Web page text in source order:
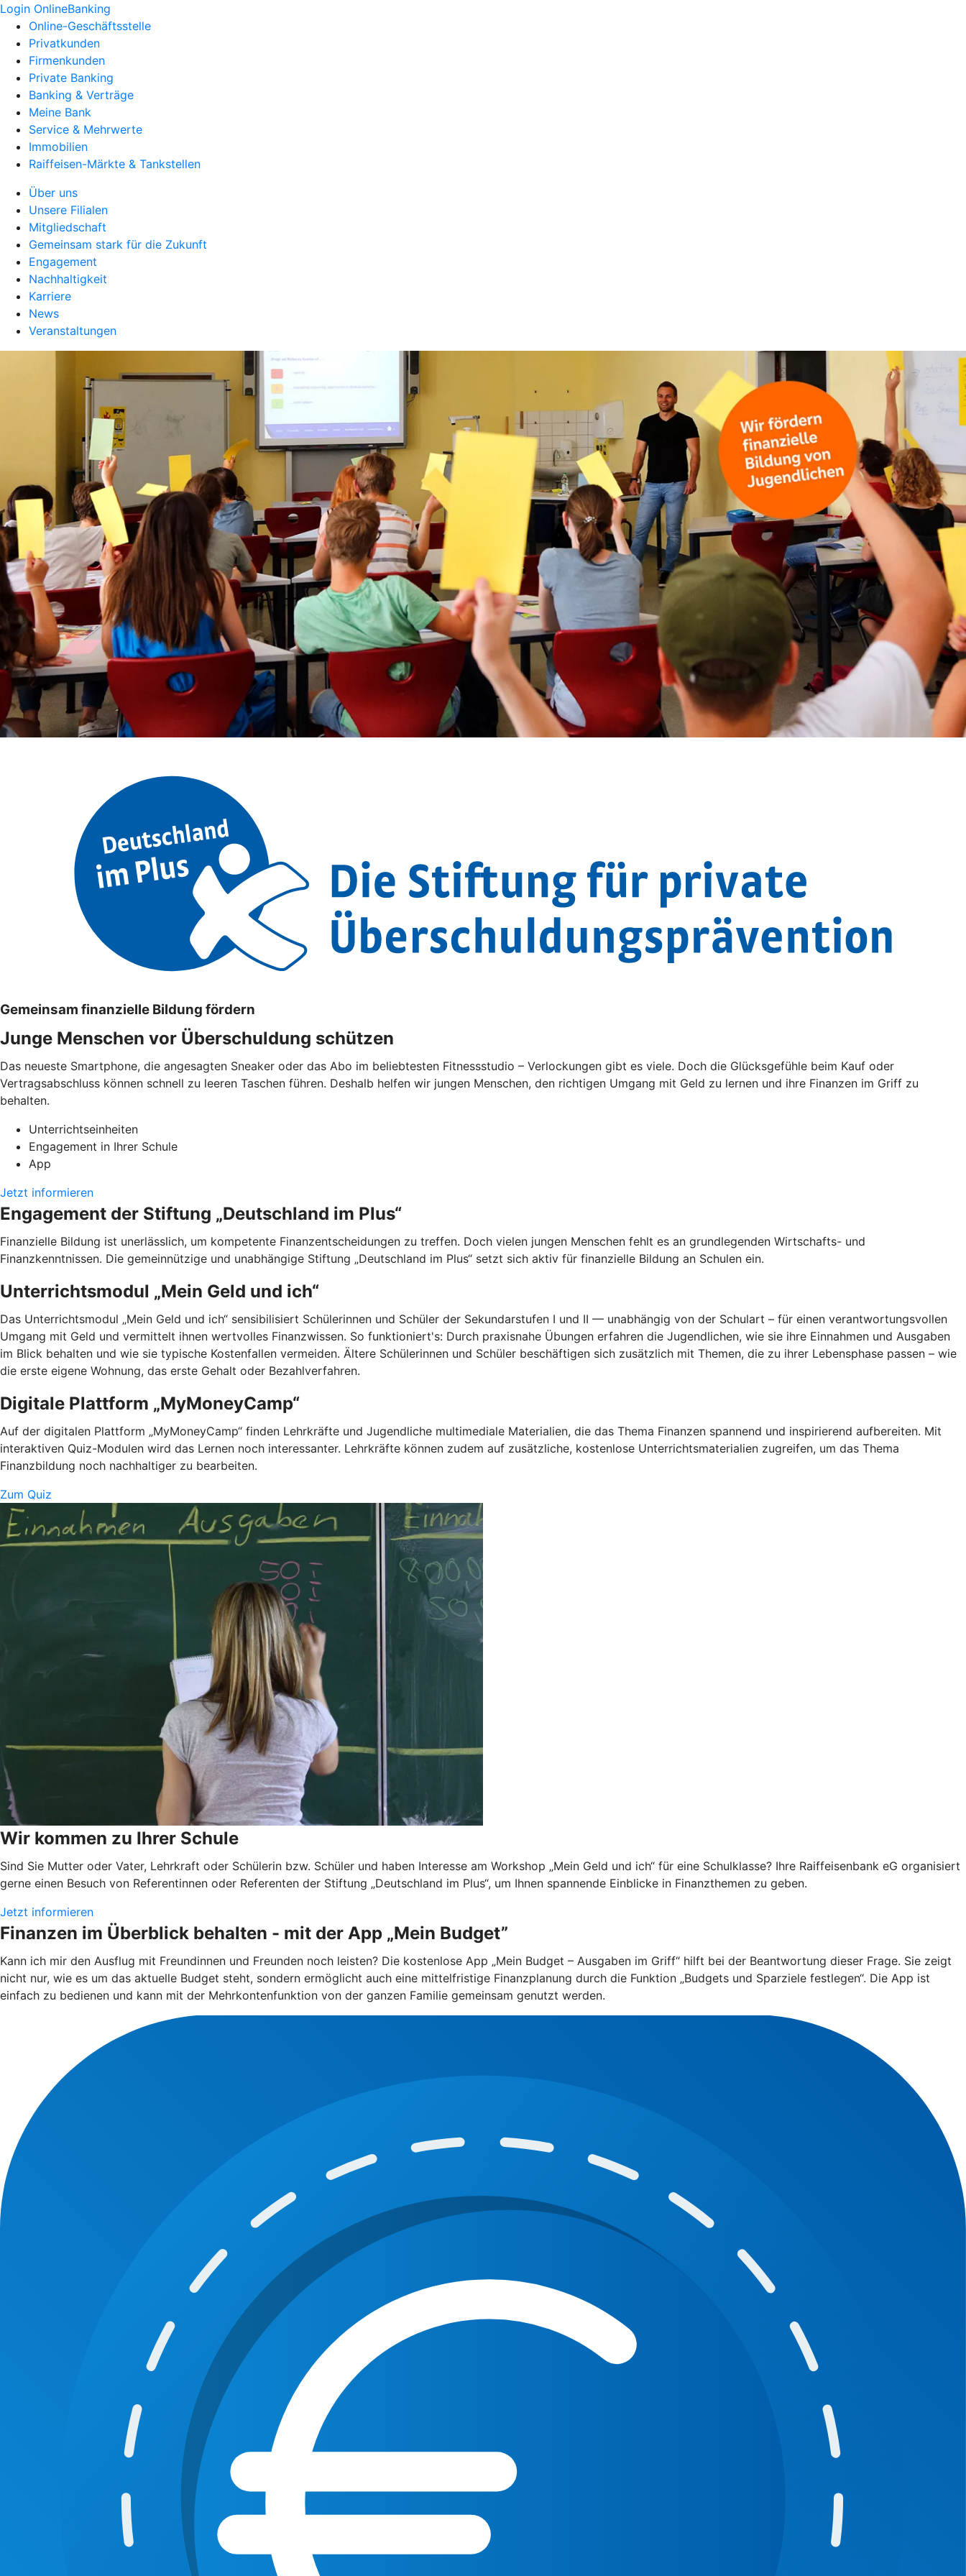
Login OnlineBanking
Online-Geschäftsstelle
Privatkunden
Firmenkunden
Private Banking
Banking & Verträge
Meine Bank
Service & Mehrwerte
Immobilien
Raiffeisen-Märkte & Tankstellen
Über uns
Unsere Filialen
Mitgliedschaft
Gemeinsam stark für die Zukunft
Engagement
Nachhaltigkeit
Karriere
News
Veranstaltungen
Gemeinsam finanzielle Bildung fördern
Junge Menschen vor Überschuldung schützen
Das neueste Smartphone, die angesagten Sneaker oder das Abo im beliebtesten Fitnessstudio – Verlockungen gibt es viele. Doch die Glücksgefühle beim Kauf oder
Vertragsabschluss können schnell zu leeren Taschen führen. Deshalb helfen wir jungen Menschen, den richtigen Umgang mit Geld zu lernen und ihre Finanzen im Griff zu
behalten.
Unterrichtseinheiten
Engagement in Ihrer Schule
App
Jetzt informieren
Engagement der Stiftung „Deutschland im Plus“
Finanzielle Bildung ist unerlässlich, um kompetente Finanzentscheidungen zu treffen. Doch vielen jungen Menschen fehlt es an grundlegenden Wirtschafts- und
Finanzkenntnissen. Die gemeinnützige und unabhängige Stiftung „Deutschland im Plus“ setzt sich aktiv für finanzielle Bildung an Schulen ein.
Unterrichtsmodul „Mein Geld und ich“
Das Unterrichtsmodul „Mein Geld und ich“ sensibilisiert Schülerinnen und Schüler der Sekundarstufen I und II — unabhängig von der Schulart – für einen verantwortungsvollen
Umgang mit Geld und vermittelt ihnen wertvolles Finanzwissen. So funktioniert's: Durch praxisnahe Übungen erfahren die Jugendlichen, wie sie ihre Einnahmen und Ausgaben
im Blick behalten und wie sie typische Kostenfallen vermeiden. Ältere Schülerinnen und Schüler beschäftigen sich zusätzlich mit Themen, die zu ihrer Lebensphase passen – wie
die erste eigene Wohnung, das erste Gehalt oder Bezahlverfahren.
Digitale Plattform „MyMoneyCamp“
Auf der digitalen Plattform „MyMoneyCamp“ finden Lehrkräfte und Jugendliche multimediale Materialien, die das Thema Finanzen spannend und inspirierend aufbereiten. Mit
interaktiven Quiz-Modulen wird das Lernen noch interessanter. Lehrkräfte können zudem auf zusätzliche, kostenlose Unterrichtsmaterialien zugreifen, um das Thema
Finanzbildung noch nachhaltiger zu bearbeiten.
Zum Quiz
Wir kommen zu Ihrer Schule
Sind Sie Mutter oder Vater, Lehrkraft oder Schülerin bzw. Schüler und haben Interesse am Workshop „Mein Geld und ich“ für eine Schulklasse? Ihre Raiffeisenbank eG organisiert
gerne einen Besuch von Referentinnen oder Referenten der Stiftung „Deutschland im Plus“, um Ihnen spannende Einblicke in Finanzthemen zu geben.
Jetzt informieren
Finanzen im Überblick behalten - mit der App „Mein Budget”
Kann ich mir den Ausflug mit Freundinnen und Freunden noch leisten? Die kostenlose App „Mein Budget – Ausgaben im Griff“ hilft bei der Beantwortung dieser Frage. Sie zeigt
nicht nur, wie es um das aktuelle Budget steht, sondern ermöglicht auch eine mittelfristige Finanzplanung durch die Funktion „Budgets und Sparziele festlegen“. Die App ist
einfach zu bedienen und kann mit der Mehrkontenfunktion von der ganzen Familie gemeinsam genutzt werden.